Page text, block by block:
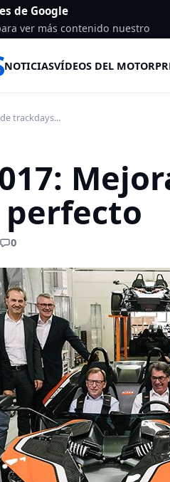
de Google
ver más contenido nuestro
NOTICIASVÍDEOS DEL MOTOR
trackdays...
0